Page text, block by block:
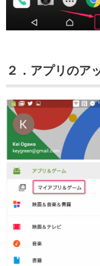
２．アプリのア